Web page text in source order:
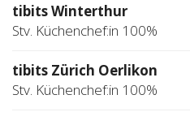
tibits Winterthur
Stv. Küchenchef:in 100%
tibits Zürich Oerlikon
Stv. Küchenchef:in 100%